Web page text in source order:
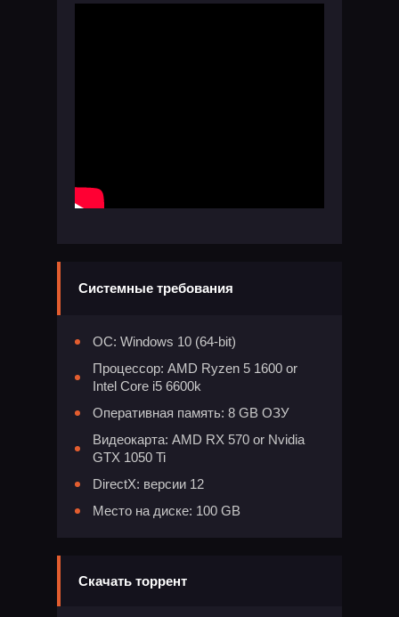
Системные требования
ОС: Windows 10 (64-bit)
Процессор: AMD Ryzen 5 1600 or
Intel Core i5 6600k
Оперативная память: 8 GB ОЗУ
Видеокарта: AMD RX 570 or Nvidia
GTX 1050 Ti
DirectX: версии 12
Место на диске: 100 GB
Скачать торрент